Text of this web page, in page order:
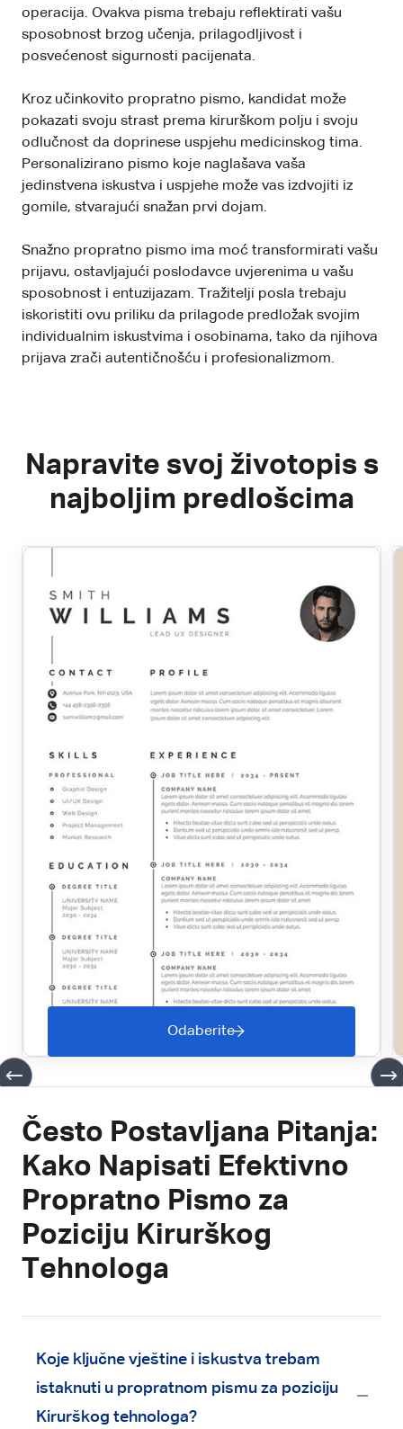
operacija. Ovakva pisma trebaju reflektirati vašu
sposobnost brzog učenja, prilagodljivost i
posvećenost sigurnosti pacijenata.
Kroz učinkovito propratno pismo, kandidat može
pokazati svoju strast prema kirurškom polju i svoju
odlučnost da doprinese uspjehu medicinskog tima.
Personalizirano pismo koje naglašava vaša
jedinstvena iskustva i uspjehe može vas izdvojiti iz
gomile, stvarajući snažan prvi dojam.
Snažno propratno pismo ima moć transformirati vašu
prijavu, ostavljajući poslodavce uvjerenima u vašu
sposobnost i entuzijazam. Tražitelji posla trebaju
iskoristiti ovu priliku da prilagode predložak svojim
individualnim iskustvima i osobinama, tako da njihova
prijava zrači autentičnošću i profesionalizmom.
Napravite svoj životopis s
najboljim predlošcima
Odaberite
Često Postavljana Pitanja:
Kako Napisati Efektivno
Propratno Pismo za
Poziciju Kirurškog
Tehnologa
Koje ključne vještine i iskustva trebam
istaknuti u propratnom pismu za poziciju
Kirurškog tehnologa?